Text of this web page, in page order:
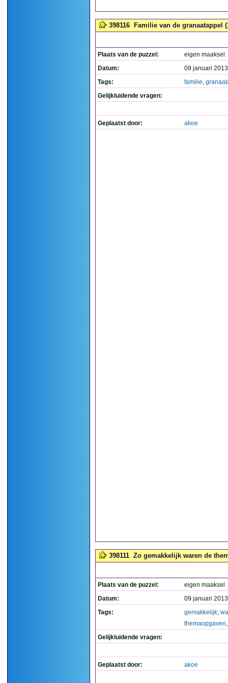
398116 Familie van de granaatappel
Plaats van de puzzel:
eigen maaksel
Datum:
09 januari
Tags:
familie,
Gelijkluidende vragen:
Geplaatst door: akoe
398111 Zo gemakkelijk waren de
Plaats van de puzzel:
eigen maaksel
Datum:
09 januari
Tags:
gemakkelijk,
themaopgaven
Gelijkluidende vragen:
Geplaatst door: akoe